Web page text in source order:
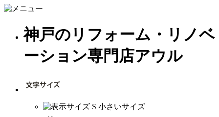
神戸のリフォーム・リノベ
ーション専門店アウル